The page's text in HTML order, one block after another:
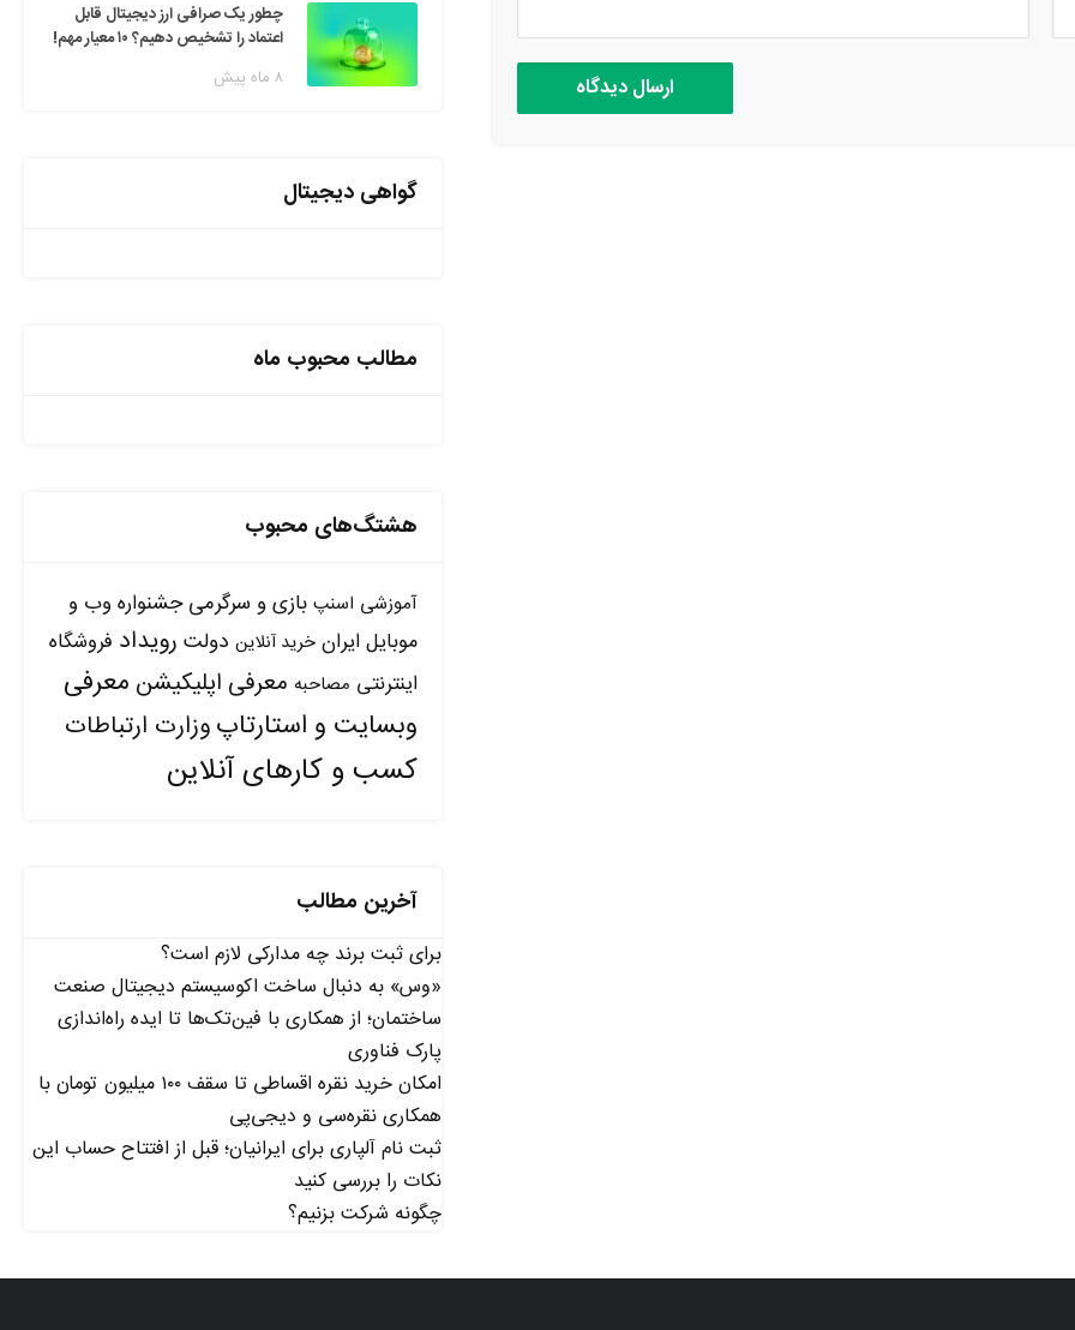
چطور یک صرافی ارز دیجیتال قابل
اعتماد را تشخیص دهیم؟ ۱۰ معیار مهم!
۸ ماه پیش
گواهی دیجیتال
مطالب محبوب ماه
هشتگ‌های محبوب
آموزشی اسنپ بازی و سرگرمی جشنواره وب و
موبایل ایران خرید آنلاین دولت رویداد فروشگاه
اینترنتی مصاحبه معرفی اپلیکیشن معرفی
وبسایت و استارتاپوزارت ارتباطات
کسب و کارهای آنلاین
آخرین مطالب
برای ثبت برند چه مدارکی لازم است؟
«وس» به دنبال ساخت اکوسیستم دیجیتال صنعت
ساختمان؛ از همکاری با فین‌تک‌ها تا ایده راه‌اندازی
پارک فناوری
امکان خرید نقره اقساطی تا سقف ۱۰۰ میلیون تومان با
همکاری نقره‌سی و دیجی‌پی
ثبت نام آلپاری برای ایرانیان؛ قبل از افتتاح حساب این
نکات را بررسی کنید
چگونه شرکت بزنیم؟